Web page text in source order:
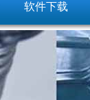
软件下载